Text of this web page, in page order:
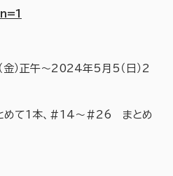
）正午～2024年5月5（日）2
めて1本、＃14～＃26 まとめ